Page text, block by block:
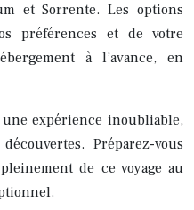
et Sorrente. Les options
préférences et de votre
à l’avance, en
expérience inoubliable,
Préparez-vous
de ce voyage au